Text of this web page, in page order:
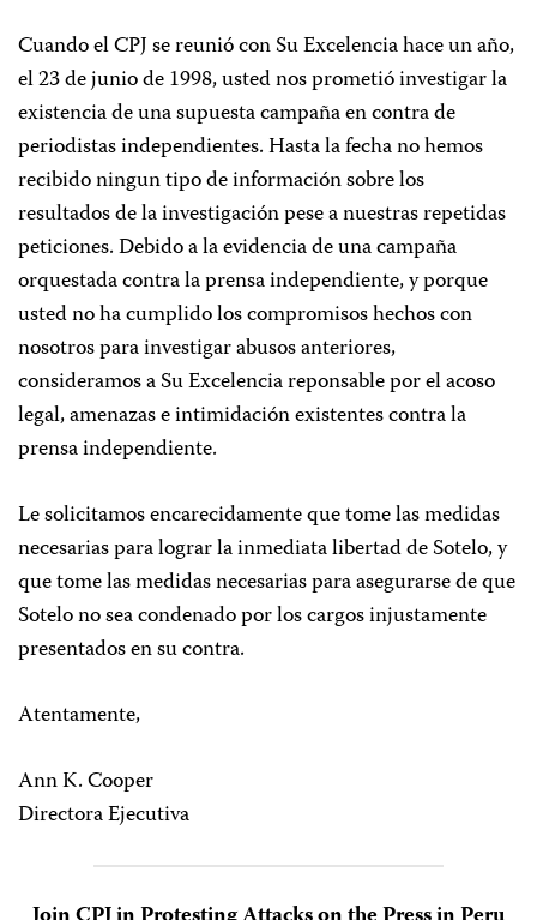
Cuando el CPJ se reunió con Su Excelencia hace un año,
el 23 de junio de 1998, usted nos prometió investigar la
existencia de una supuesta campaña en contra de
periodistas independientes. Hasta la fecha no hemos
recibido ningun tipo de información sobre los
resultados de la investigación pese a nuestras repetidas
peticiones. Debido a la evidencia de una campaña
orquestada contra la prensa independiente, y porque
usted no ha cumplido los compromisos hechos con
nosotros para investigar abusos anteriores,
consideramos a Su Excelencia reponsable por el acoso
legal, amenazas e intimidación existentes contra la
prensa independiente.
Le solicitamos encarecidamente que tome las medidas
necesarias para lograr la inmediata libertad de Sotelo, y
que tome las medidas necesarias para asegurarse de que
Sotelo no sea condenado por los cargos injustamente
presentados en su contra.
Atentamente,
Ann K. Cooper
Directora Ejecutiva